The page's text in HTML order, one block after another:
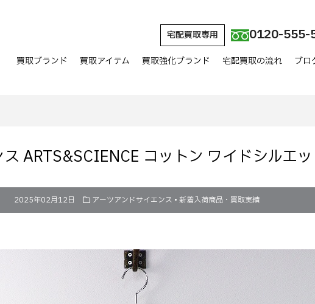
宅配買取専用 0120-555-
買取ブランド 買取アイテム 買取強化ブランド 宅配買取の流れ ブロ
ARTS&SCIENCE コットン ワイドシルエ
2025年02月12日 アーツアンドサイエンス • 新着入荷商品・買取実績